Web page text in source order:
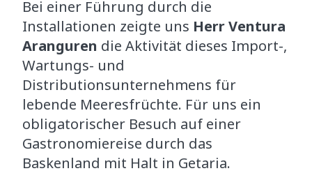
Bei einer Führung durch die
Installationen zeigte uns Herr Ventura
Aranguren die Aktivität dieses Import-,
Wartungs- und
Distributionsunternehmens für
lebende Meeresfrüchte. Für uns ein
obligatorischer Besuch auf einer
Gastronomiereise durch das
Baskenland mit Halt in Getaria.